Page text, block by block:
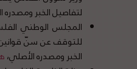
لتفاصيل الخبر ومصدره
المجلس الوطني
الخبر ومصدره الأصلي،